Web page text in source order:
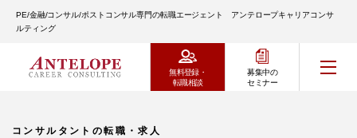
PE/金融/コンサル/ポストコンサル専門の転職エージェント アンテロープキャリアコンサ
ルティング
無料登録・
転職相談
募集中の
セミナー
コンサルタントの転職・求人